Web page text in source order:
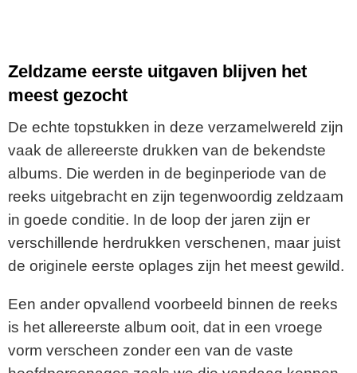
Zeldzame eerste uitgaven blijven het
meest gezocht
De echte topstukken in deze verzamelwereld zijn
vaak de allereerste drukken van de bekendste
albums. Die werden in de beginperiode van de
reeks uitgebracht en zijn tegenwoordig zeldzaam
in goede conditie. In de loop der jaren zijn er
verschillende herdrukken verschenen, maar juist
de originele eerste oplages zijn het meest gewild.
Een ander opvallend voorbeeld binnen de reeks
is het allereerste album ooit, dat in een vroege
vorm verscheen zonder een van de vaste